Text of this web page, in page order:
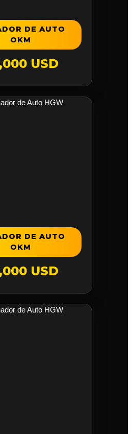
DE AUTO
OKM
USD
DE AUTO
OKM
USD